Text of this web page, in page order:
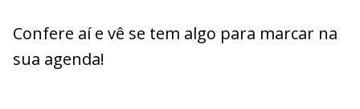
Confere aí e vê se tem algo para marcar na
sua agenda!